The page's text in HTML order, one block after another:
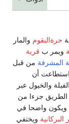
حرةالبقوم والمار
ويمر ب قرية
المشرفة من قبل
استطاعت أن
والخيول عبر
الطريق جزءا من
. ويكون واضحا في
ويختفي